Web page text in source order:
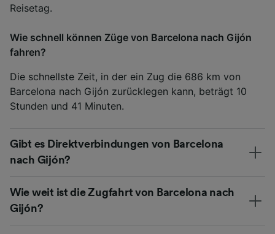
Reisetag.
Wie schnell können Züge von Barcelona nach Gijón
fahren?
Die schnellste Zeit, in der ein Zug die 686 km von
Barcelona nach Gijón zurücklegen kann, beträgt 10
Stunden und 41 Minuten.
Gibt es Direktverbindungen von Barcelona
nach Gijón?
Wie weit ist die Zugfahrt von Barcelona nach
Gijón?